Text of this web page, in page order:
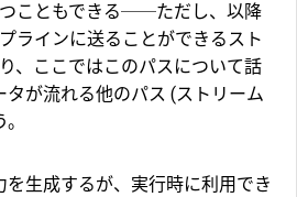
こともできる──ただし、以降
ラインに送ることができるスト
、ここではこのパスについて話
タが流れる他のパス (ストリーム
を生成するが、実行時に利用でき